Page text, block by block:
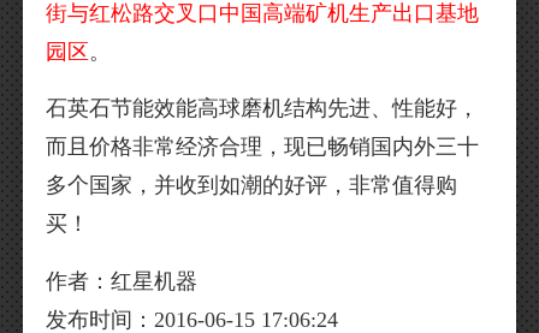
街与红松路交叉口中国高端矿机生产出口基地
园区 。
石英石节能效能高球磨机结构先进、性能好，
而且价格非常经济合理，现已畅销国内外三十
多个国家，并收到如潮的好评，非常值得购
买！
作者：红星机器
发布时间：2016-06-15 17:06:24